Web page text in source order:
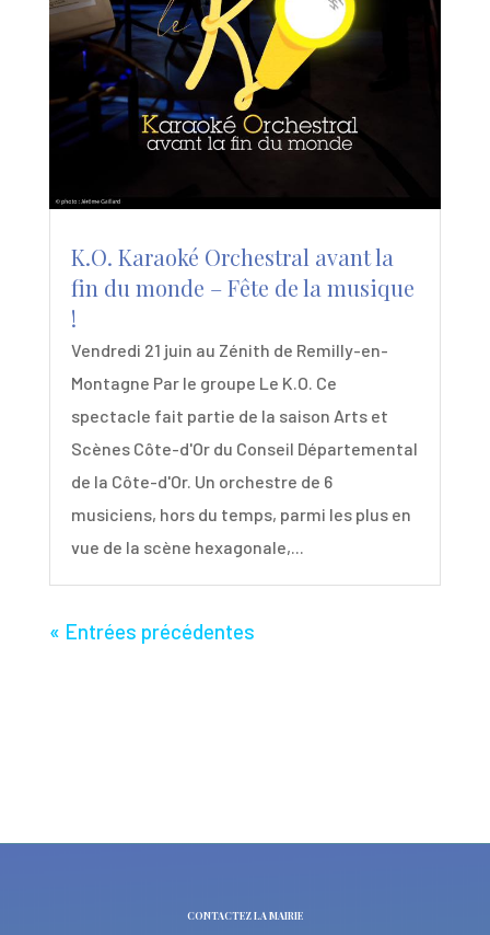
K.O. Karaoké Orchestral avant la
fin du monde – Fête de la musique
!
Vendredi 21 juin au Zénith de Remilly-en-
Montagne Par le groupe Le K.O. Ce
spectacle fait partie de la saison Arts et
Scènes Côte-d'Or du Conseil Départemental
de la Côte-d'Or. Un orchestre de 6
musiciens, hors du temps, parmi les plus en
vue de la scène hexagonale,...
« Entrées précédentes
CONTACTEZ LA MAIRIE